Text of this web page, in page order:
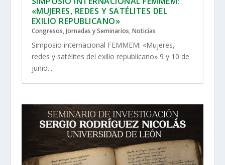
«MUJERES, REDES Y SATÉLITES DEL
EXILIO REPUBLICANO»
Congresos, Jornadas y Seminarios, Noticias
Simposio internacional FEMMEM: «Mujeres,
redes y satélites del exilio republicano» 9 y 10 de
junio...